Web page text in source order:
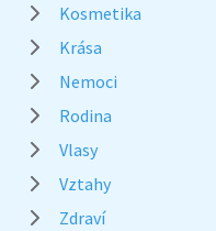
Kosmetika
Krása
Nemoci
Rodina
Vlasy
Vztahy
Zdraví